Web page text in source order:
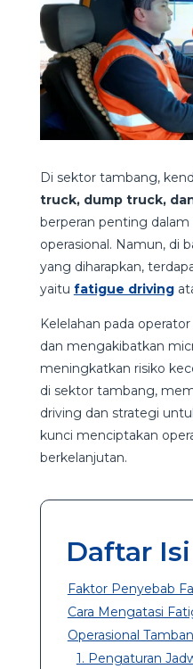
Di sektor tambang,
truck, dump truck,
berperan penting
operasional. Namun, di
yang diharapkan,
yaitu fatigue driving
Kelelahan pada
dan mengakibatkan
meningkatkan risiko
di sektor tambang,
driving dan strategi
kunci menciptakan
berkelanjutan.
Daftar Isi
Faktor Penyebab
Cara Mengatasi
Operasional
1. Pengaturan